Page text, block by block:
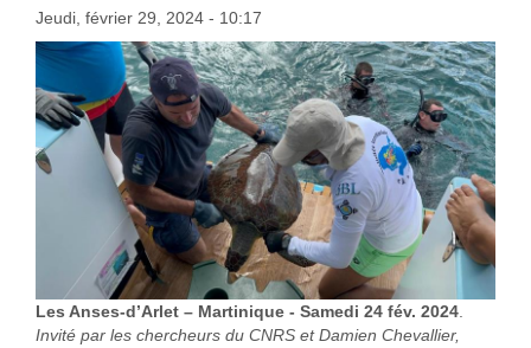
Jeudi, février 29, 2024 - 10:17
Les Anses-d’Arlet – Martinique - Samedi 24 fév. 2024
Invité par les chercheurs du CNRS et Damien Chevallier,